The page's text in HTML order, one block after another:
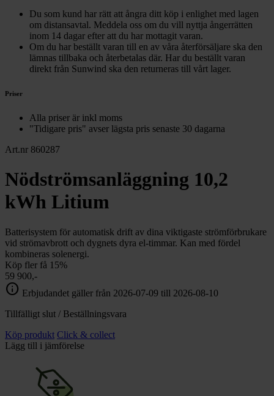
Du som kund har rätt att ångra ditt köp i enlighet med lagen
om distansavtal. Meddela oss om du vill nyttja ångerrätten
inom 14 dagar efter att du har mottagit varan.
Om du har beställt varan till en av våra återförsäljare ska den
lämnas tillbaka och återbetalas där. Har du beställt varan
direkt från Sunwind ska den returneras till vårt lager.
Priser
Alla priser är inkl moms
"Tidigare pris" avser lägsta pris senaste 30 dagarna
Art.nr 860287
Nödströmsanläggning 10,2
kWh Litium
Batterisystem för automatisk drift av dina viktigaste strömförbrukare
vid strömavbrott och dygnets dyra el-timmar. Kan med fördel
kombineras solenergi.
Köp fler få 15%
59 900,-
info Erbjudandet gäller från 2026-07-09 till 2026-08-10
Tillfälligt slut / Beställningsvara
Köp produkt Click & collect
Lägg till i jämförelse